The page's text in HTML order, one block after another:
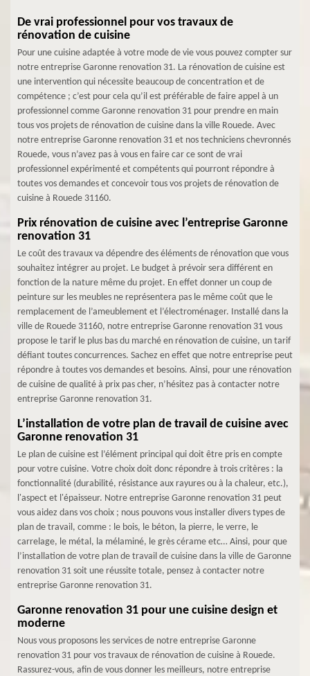
De vrai professionnel pour vos travaux de
rénovation de cuisine
Pour une cuisine adaptée à votre mode de vie vous pouvez compter sur
notre entreprise Garonne renovation 31. La rénovation de cuisine est
une intervention qui nécessite beaucoup de concentration et de
compétence ; c’est pour cela qu’il est préférable de faire appel à un
professionnel comme Garonne renovation 31 pour prendre en main
tous vos projets de rénovation de cuisine dans la ville Rouede. Avec
notre entreprise Garonne renovation 31 et nos techniciens chevronnés
Rouede, vous n’avez pas à vous en faire car ce sont de vrai
professionnel expérimenté et compétents qui pourront répondre à
toutes vos demandes et concevoir tous vos projets de rénovation de
cuisine à Rouede 31160.
Prix rénovation de cuisine avec l’entreprise Garonne
renovation 31
Le coût des travaux va dépendre des éléments de rénovation que vous
souhaitez intégrer au projet. Le budget à prévoir sera différent en
fonction de la nature même du projet. En effet donner un coup de
peinture sur les meubles ne représentera pas le même coût que le
remplacement de l’ameublement et l’électroménager. Installé dans la
ville de Rouede 31160, notre entreprise Garonne renovation 31 vous
propose le tarif le plus bas du marché en rénovation de cuisine, un tarif
défiant toutes concurrences. Sachez en effet que notre entreprise peut
répondre à toutes vos demandes et besoins. Ainsi, pour une rénovation
de cuisine de qualité à prix pas cher, n’hésitez pas à contacter notre
entreprise Garonne renovation 31.
L’installation de votre plan de travail de cuisine avec
Garonne renovation 31
Le plan de cuisine est l’élément principal qui doit être pris en compte
pour votre cuisine. Votre choix doit donc répondre à trois critères : la
fonctionnalité (durabilité, résistance aux rayures ou à la chaleur, etc.),
l'aspect et l'épaisseur. Notre entreprise Garonne renovation 31 peut
vous aidez dans vos choix ; nous pouvons vous installer divers types de
plan de travail, comme : le bois, le béton, la pierre, le verre, le
carrelage, le métal, la mélaminé, le grès cérame etc… Ainsi, pour que
l’installation de votre plan de travail de cuisine dans la ville de Garonne
renovation 31 soit une réussite totale, pensez à contacter notre
entreprise Garonne renovation 31.
Garonne renovation 31 pour une cuisine design et
moderne
Nous vous proposons les services de notre entreprise Garonne
renovation 31 pour vos travaux de rénovation de cuisine à Rouede.
Rassurez-vous, afin de vous donner les meilleurs, notre entreprise